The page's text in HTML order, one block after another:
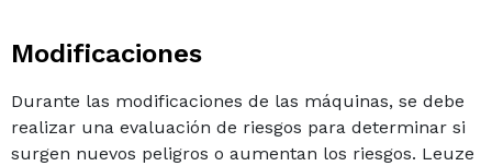
Modificaciones
Durante las modificaciones de las máquinas, se debe
realizar una evaluación de riesgos para determinar si
surgen nuevos peligros o aumentan los riesgos. Leuze